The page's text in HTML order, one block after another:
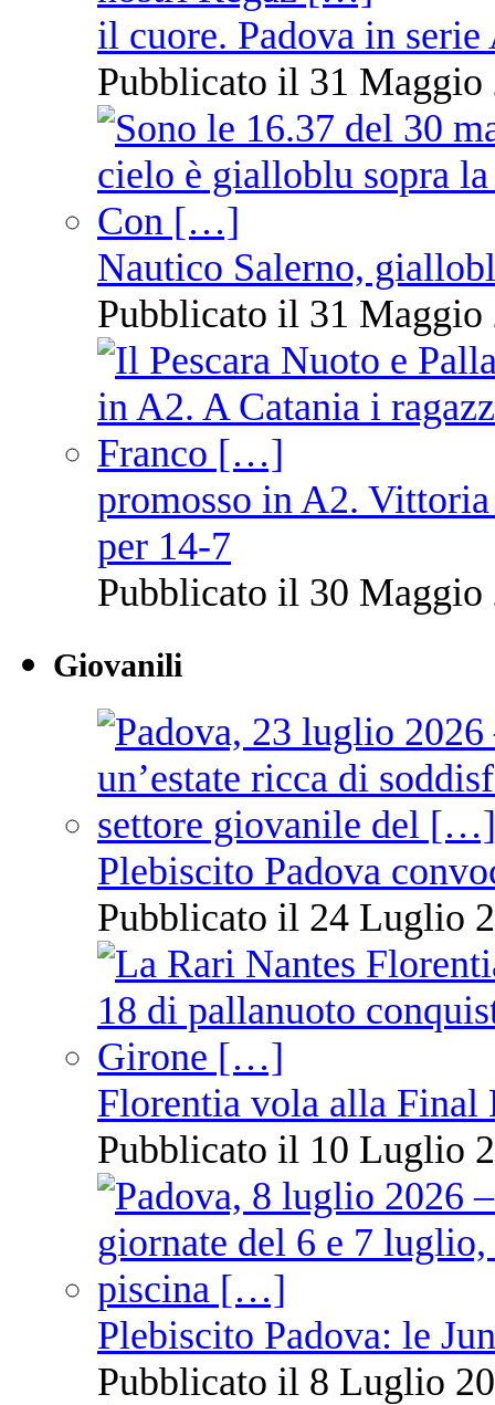
il cuore. Padova in serie
Pubblicato il 31 Maggio
Nautico Salerno,
Pubblicato il 31 Maggio
promosso in A2.
per 14-7
Pubblicato il 30 Maggio
Giovanili
Plebiscito Padova
Pubblicato il 24 Luglio
Florentia vola alla Final
Pubblicato il 10 Luglio
Plebiscito Padova: le
Pubblicato il 8 Luglio